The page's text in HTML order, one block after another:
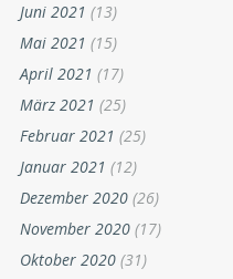
Juni 2021 (13)
Mai 2021 (15)
April 2021 (17)
März 2021 (25)
Februar 2021 (25)
Januar 2021 (12)
Dezember 2020 (26)
November 2020 (17)
Oktober 2020 (31)